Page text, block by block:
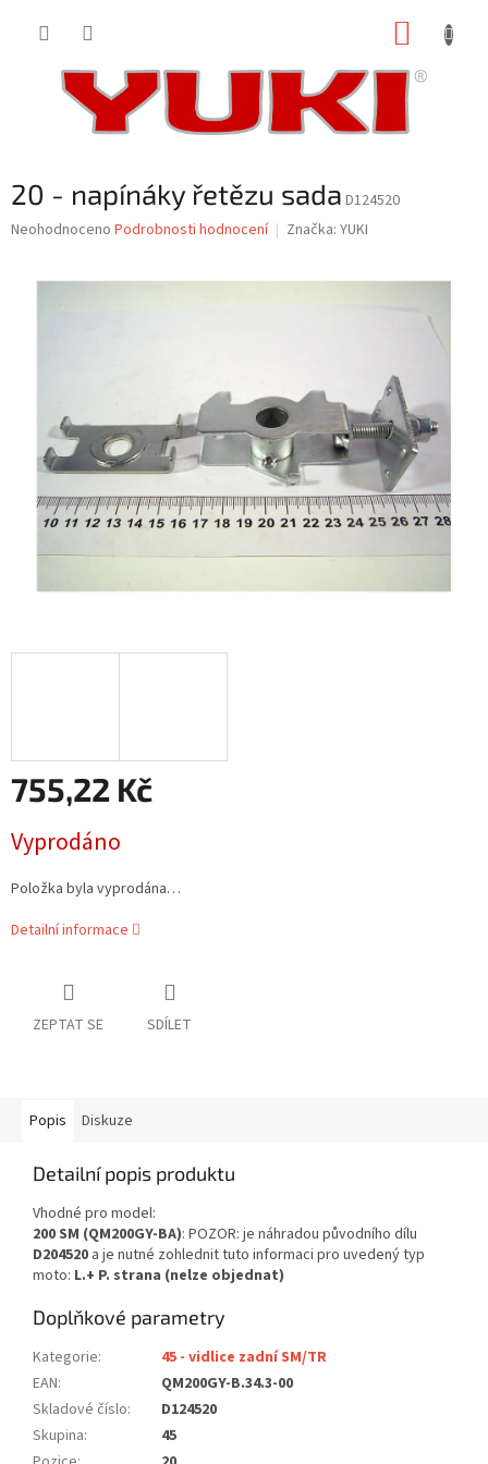
20 - napínáky řetězu sada D124520
Průměrné
Neohodnoceno Podrobnosti hodnocení Značka: YUKI
755,22 Kč
cena:
Vyprodáno
Položka byla vyprodána…
Detailní informace
ZEPTAT SE SDÍLET
Popis Diskuze
Detailní popis produktu
Vhodné pro model:
200 SM (QM200GY-BA): POZOR: je náhradou původního dílu
D204520 a je nutné zohlednit tuto informaci pro uvedený typ
moto: L.+ P. strana (nelze objednat)
Doplňkové parametry
Kategorie:
45 - vidlice zadní SM/TR
EAN:
QM200GY-B.34.3-00
Skladové číslo:
D124520
Skupina:
45